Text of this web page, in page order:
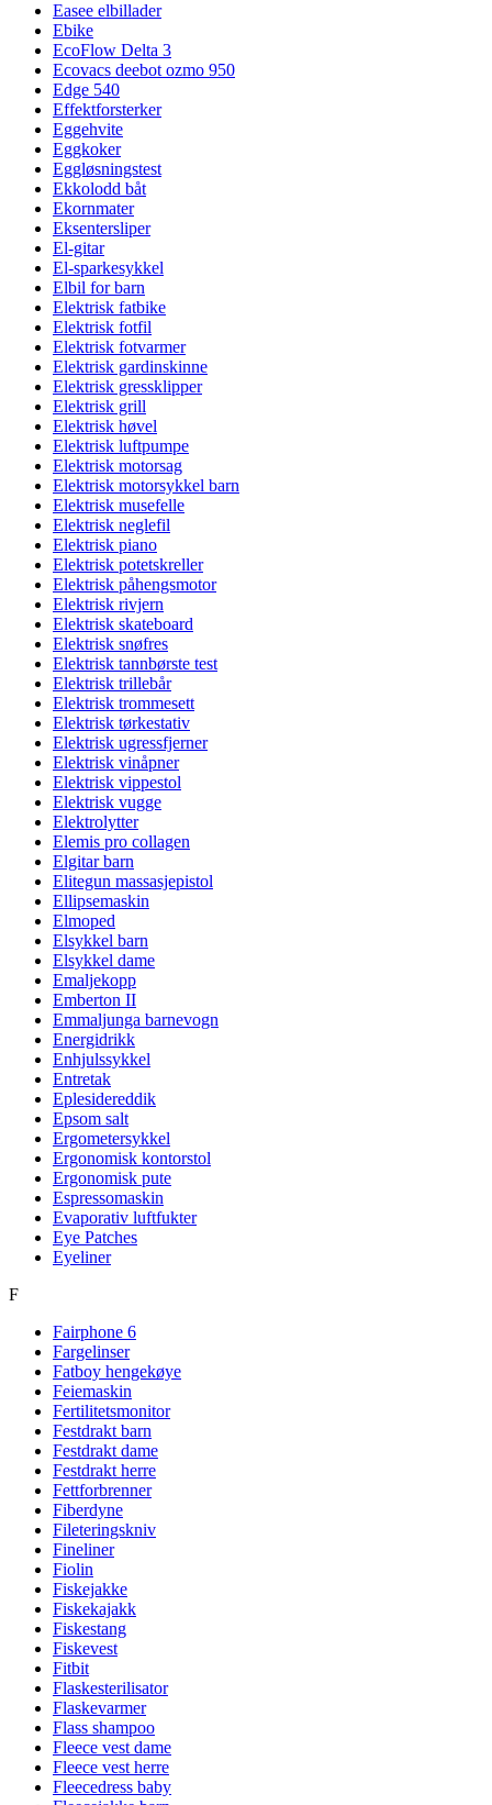
Easee elbillader
Ebike
EcoFlow Delta 3
Ecovacs deebot ozmo 950
Edge 540
Effektforsterker
Eggehvite
Eggkoker
Eggløsningstest
Ekkolodd båt
Ekornmater
Eksentersliper
El-gitar
El-sparkesykkel
Elbil for barn
Elektrisk fatbike
Elektrisk fotfil
Elektrisk fotvarmer
Elektrisk gardinskinne
Elektrisk gressklipper
Elektrisk grill
Elektrisk høvel
Elektrisk luftpumpe
Elektrisk motorsag
Elektrisk motorsykkel barn
Elektrisk musefelle
Elektrisk neglefil
Elektrisk piano
Elektrisk potetskreller
Elektrisk påhengsmotor
Elektrisk rivjern
Elektrisk skateboard
Elektrisk snøfres
Elektrisk tannbørste test
Elektrisk trillebår
Elektrisk trommesett
Elektrisk tørkestativ
Elektrisk ugressfjerner
Elektrisk vinåpner
Elektrisk vippestol
Elektrisk vugge
Elektrolytter
Elemis pro collagen
Elgitar barn
Elitegun massasjepistol
Ellipsemaskin
Elmoped
Elsykkel barn
Elsykkel dame
Emaljekopp
Emberton II
Emmaljunga barnevogn
Energidrikk
Enhjulssykkel
Entretak
Eplesidereddik
Epsom salt
Ergometersykkel
Ergonomisk kontorstol
Ergonomisk pute
Espressomaskin
Evaporativ luftfukter
Eye Patches
Eyeliner
F
Fairphone 6
Fargelinser
Fatboy hengekøye
Feiemaskin
Fertilitetsmonitor
Festdrakt barn
Festdrakt dame
Festdrakt herre
Fettforbrenner
Fiberdyne
Fileteringskniv
Fineliner
Fiolin
Fiskejakke
Fiskekajakk
Fiskestang
Fiskevest
Fitbit
Flaskesterilisator
Flaskevarmer
Flass shampoo
Fleece vest dame
Fleece vest herre
Fleecedress baby